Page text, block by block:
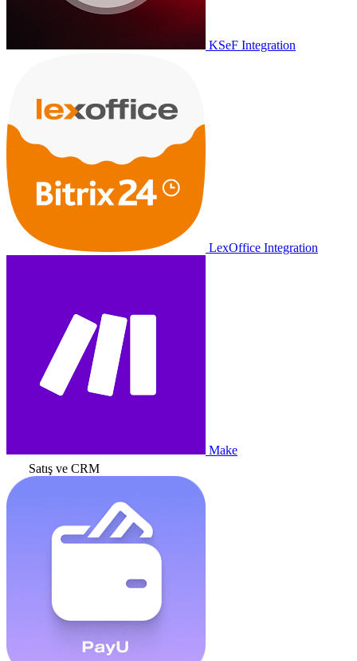
KSeF Integration
LexOffice Integration
Make
Satış ve CRM